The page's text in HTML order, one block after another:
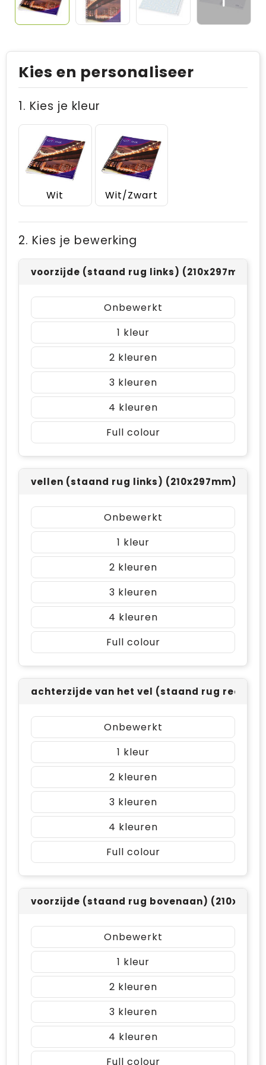
Kies en personaliseer
1. Kies je kleur
Wit Wit/Zwart
2. Kies je bewerking
voorzijde (staand rug links) (210x297mm)
Onbewerkt
1
2
3
4
Full colour
vellen (staand rug links) (210x297mm)
Onbewerkt
1
2
3
4
Full colour
achterzijde van het vel (staand rug rechts)
Onbewerkt
1
2
3
4
Full colour
voorzijde (staand rug bovenaan)
Onbewerkt
1
2
3
4
Full colour